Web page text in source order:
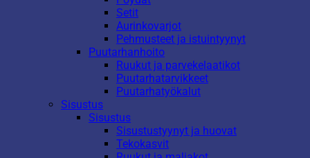
Setit
Aurinkovarjot
Pehmusteet ja istuintyynyt
Puutarhanhoito
Ruukut ja parvekelaatikot
Puutarhatarvikkeet
Puutarhatyökalut
Sisustus
Sisustus
Sisustustyynyt ja huovat
Tekokasvit